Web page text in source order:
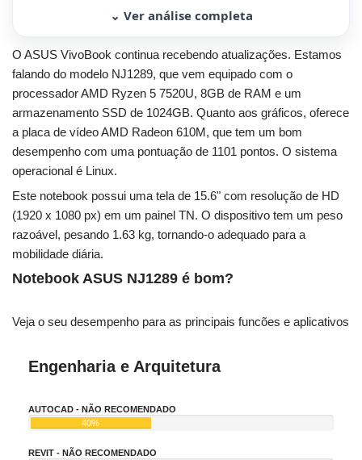
⌄ Ver análise completa
O ASUS VivoBook continua recebendo atualizações. Estamos
falando do modelo NJ1289, que vem equipado com o
processador AMD Ryzen 5 7520U, 8GB de RAM e um
armazenamento SSD de 1024GB. Quanto aos gráficos, oferece
a placa de vídeo AMD Radeon 610M, que tem um bom
desempenho com uma pontuação de 1101 pontos. O sistema
operacional é Linux.
Este notebook possui uma tela de 15.6" com resolução de HD
(1920 x 1080 px) em um painel TN. O dispositivo tem um peso
razoável, pesando 1.63 kg, tornando-o adequado para a
mobilidade diária.
Notebook ASUS NJ1289 é bom?
Veja o seu desempenho para as principais funcões e aplicativos
Engenharia e Arquitetura
AUTOCAD - NÃO RECOMENDADO
40%
REVIT - NÃO RECOMENDADO